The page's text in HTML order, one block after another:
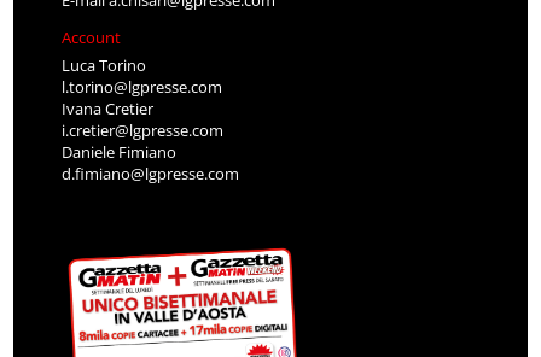
Account
Luca Torino
l.torino@lgpresse.com
Ivana Cretier
i.cretier@lgpresse.com
Daniele Fimiano
d.fimiano@lgpresse.com